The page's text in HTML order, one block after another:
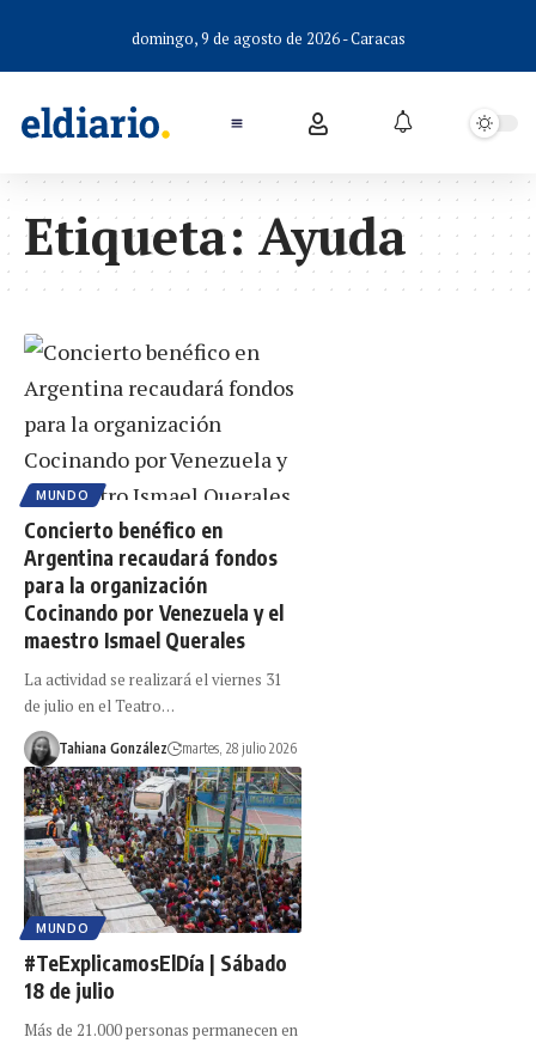
domingo, 9 de agosto de 2026 - Caracas
Etiqueta: Ayuda
MUNDO
Concierto benéfico en
Argentina recaudará fondos
para la organización
Cocinando por Venezuela y el
maestro Ismael Querales
La actividad se realizará el viernes 31
de julio en el Teatro…
Tahiana González martes, 28 julio 2026
MUNDO
#TeExplicamosElDía | Sábado
18 de julio
Más de 21.000 personas permanecen en